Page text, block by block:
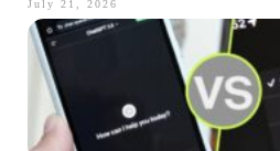
July 21, 2026